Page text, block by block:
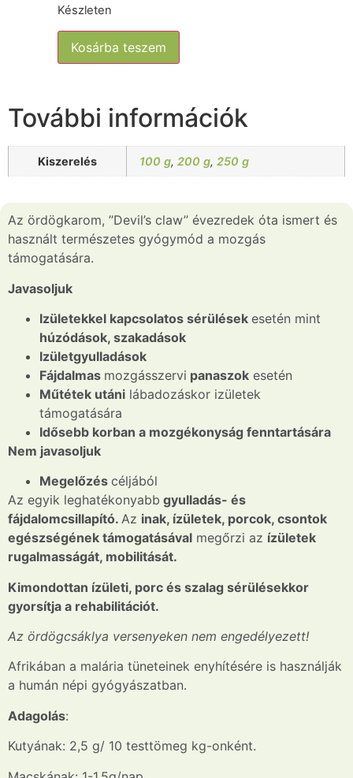
Készleten
Kosárba teszem
További információk
Kiszerelés 100 g, 200 g, 250 g
Az ördögkarom, ’’Devil’s claw’’ évezredek óta ismert és
használt természetes gyógymód a mozgás
támogatására.
Javasoljuk
Izületekkel kapcsolatos sérülések esetén mint
húzódások, szakadások
Izületgyulladások
Fájdalmas mozgásszervi panaszok esetén
Műtétek utáni lábadozáskor izületek
támogatására
Idősebb korban a mozgékonyság fenntartására
Nem javasoljuk
Megelőzés céljából
Az egyik leghatékonyabb gyulladás- és
fájdalomcsillapító. Az inak, ízületek, porcok, csontok
egészségének támogatásával megőrzi az ízületek
rugalmasságát, mobilitását.
Kimondottan ízületi, porc és szalag sérülésekkor
gyorsítja a rehabilitációt.
Az ördögcsáklya versenyeken nem engedélyezett!
Afrikában a malária tüneteinek enyhítésére is használják
a humán népi gyógyászatban.
Adagolás:
Kutyának: 2,5 g/ 10 testtömeg kg-onként.